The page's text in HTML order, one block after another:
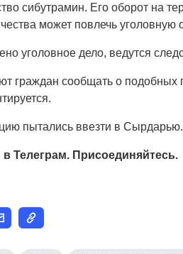
сибутрамин. Его оборот на
может повлечь уголовную
уголовное дело, ведутся
граждан сообщать о
пытались ввезти в Сырдарью.
Телеграм. Присоединяйтесь.